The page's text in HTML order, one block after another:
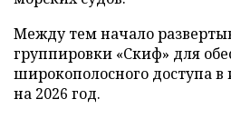
Между тем начало
группировки «Скиф» для
широкополосного доступа в
на 2026 год.